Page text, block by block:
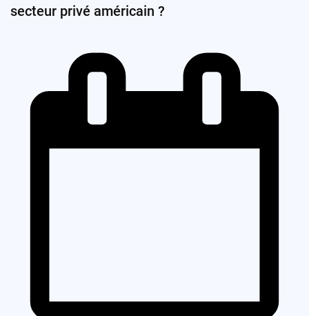
secteur privé américain ?